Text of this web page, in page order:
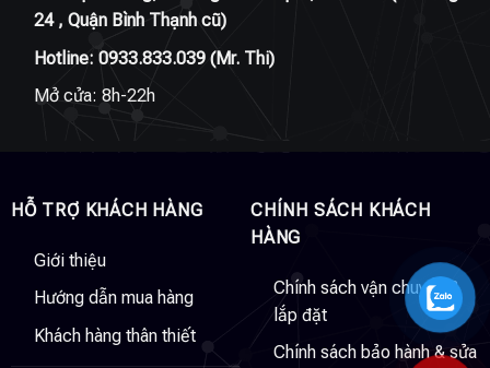
24 , Quận Bình Thạnh cũ)
Hotline: 0933.833.039(Mr. Thi)
Mở cửa: 8h-22h
HỖ TRỢ KHÁCH HÀNG
Giới thiệu
Hướng dẫn mua hàng
Khách hàng thân thiết
CHÍNH SÁCH KHÁCH
HÀNG
Chính sách vận chuyển &
lắp đặt
Chính sách bảo hành & sửa